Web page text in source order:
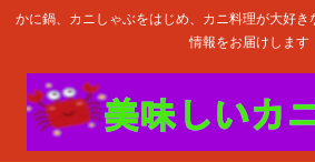
かに鍋、カニしゃぶをはじめ、カニ料理が大好
情報をお届けします